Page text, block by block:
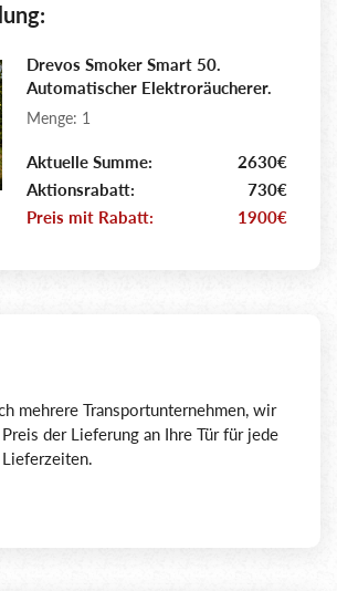
Drevos Smoker Smart 50.
Automatischer Elektroräucherer.
Menge: 1
Aktuelle Summe:
2630€
Aktionsrabatt:
730€
Preis mit Rabatt:
1900€
mehrere Transportunternehmen, wir
der Lieferung an Ihre Tür für jede
Lieferzeiten.